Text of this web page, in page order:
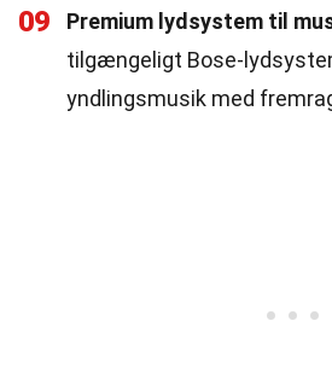
09 Premium lydsystem til
tilgængeligt Bose-
yndlingsmusik med